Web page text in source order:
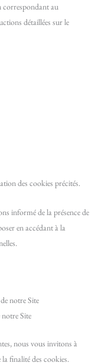
correspondant au
détaillées sur le
des cookies précités.
informé de la présence de
en accédant à la
notre Site
notre Site
nous vous invitons à
finalité des cookies.